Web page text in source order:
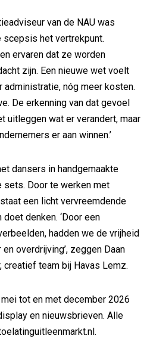
van de NAU was
scepsis het vertrekpunt.
ervaren dat ze worden
zijn. Een nieuwe wet voelt
administratie, nóg meer kosten.
De erkenning van dat gevoel
uitleggen wat er verandert, maar
er aan winnen.’
dansers in handgemaakte
sets. Door te werken met
een licht vervreemdende
denken. ‘Door een
hadden we de vrijheid
overdrijving’, zeggen Daan
creatief team bij Havas Lemz.
tot en met december 2026
en nieuwsbrieven. Alle